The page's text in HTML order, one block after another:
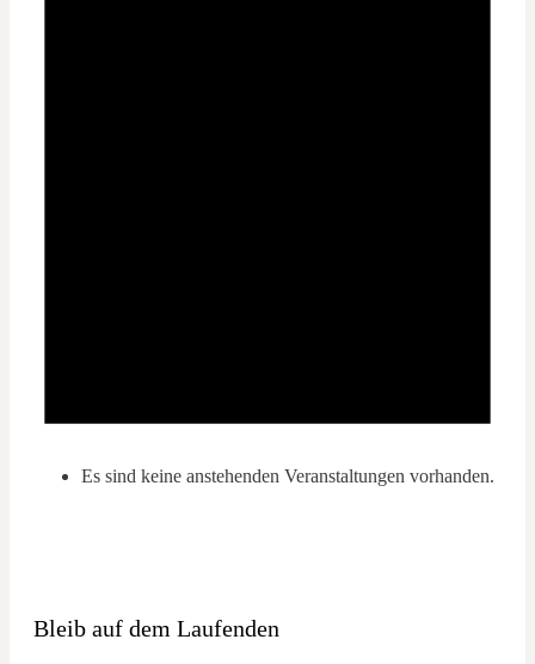
Es sind keine anstehenden Veranstaltungen vorhanden.
Bleib auf dem Laufenden